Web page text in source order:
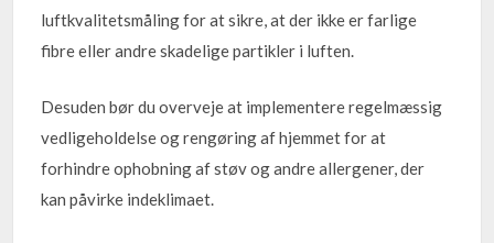
luftkvalitetsmåling for at sikre, at der ikke er farlige
fibre eller andre skadelige partikler i luften.
Desuden bør du overveje at implementere regelmæssig
vedligeholdelse og rengøring af hjemmet for at
forhindre ophobning af støv og andre allergener, der
kan påvirke indeklimaet.